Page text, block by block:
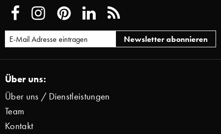
Über uns:
Über uns / Dienstleistungen
Team
Kontakt